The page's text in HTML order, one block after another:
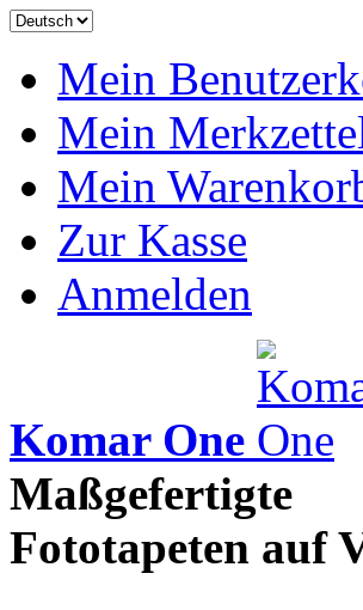
Mein
Mein
Mein
Zur Kasse
Anmelden
Komar One
Maßgefertigte
Fototapeten auf